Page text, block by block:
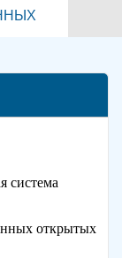
система
открытых